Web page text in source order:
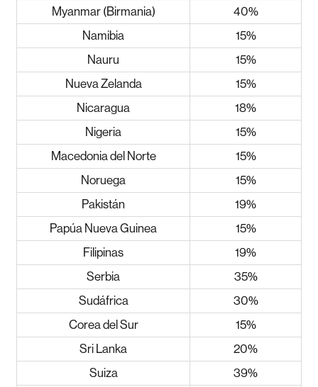
Myanmar (Birmania)
40%
Namibia
15%
Nauru
15%
Nueva Zelanda
15%
Nicaragua
18%
Nigeria
15%
Macedonia del Norte
15%
Noruega
15%
Pakistán
19%
Papúa Nueva Guinea
15%
Filipinas
19%
Serbia
35%
Sudáfrica
30%
Corea del Sur
15%
Sri Lanka
20%
Suiza
39%